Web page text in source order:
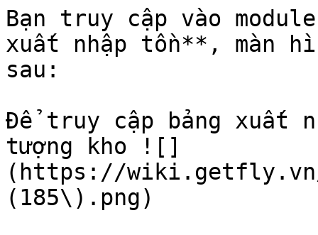
Bạn truy cập vào
xuất nhập tồn**, màn
sau:
Để truy cập bảng xuất
tượng kho ![]
(https://wiki.getfly.vn/
(185\).png)